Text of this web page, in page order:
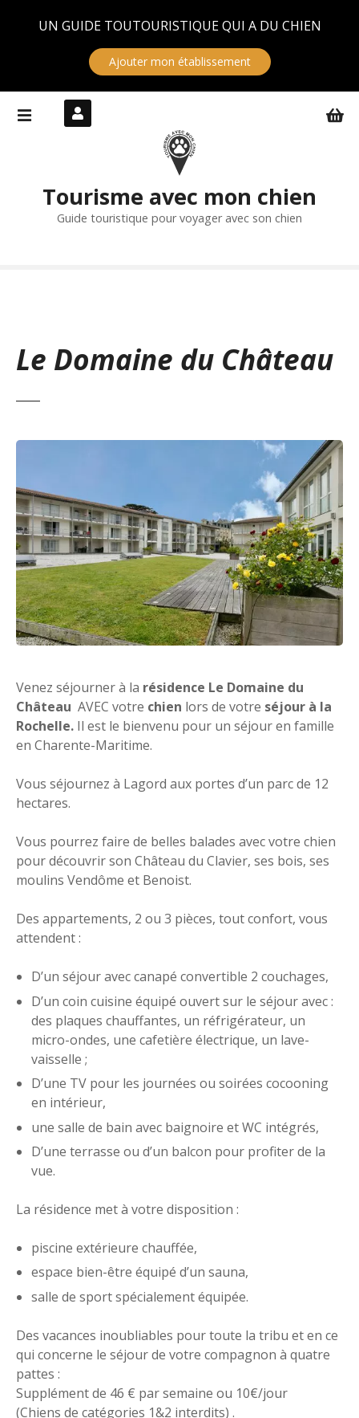
UN GUIDE TOUTOURISTIQUE QUI A DU CHIEN
Ajouter mon établissement
Tourisme avec mon chien
Guide touristique pour voyager avec son chien
Le Domaine du Château
Venez séjourner à la résidence Le Domaine du
Château AVEC votre chien lors de votre séjour à la
Rochelle. Il est le bienvenu pour un séjour en famille
en Charente-Maritime.
Vous séjournez à Lagord aux portes d’un parc de 12
hectares.
Vous pourrez faire de belles balades avec votre chien
pour découvrir son Château du Clavier, ses bois, ses
moulins Vendôme et Benoist.
Des appartements, 2 ou 3 pièces, tout confort, vous
attendent :
D’un séjour avec canapé convertible 2 couchages,
D’un coin cuisine équipé ouvert sur le séjour avec :
des plaques chauffantes, un réfrigérateur, un
micro-ondes, une cafetière électrique, un lave-
vaisselle ;
D’une TV pour les journées ou soirées cocooning
en intérieur,
une salle de bain avec baignoire et WC intégrés,
D’une terrasse ou d’un balcon pour profiter de la
vue.
La résidence met à votre disposition :
piscine extérieure chauffée,
espace bien-être équipé d’un sauna,
salle de sport spécialement équipée.
Des vacances inoubliables pour toute la tribu et en ce
qui concerne le séjour de votre compagnon à quatre
pattes :
Supplément de 46 € par semaine ou 10€/jour
(Chiens de catégories 1&2 interdits) .